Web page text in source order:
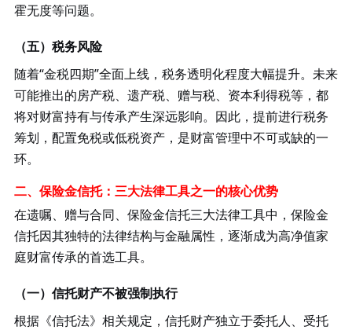
霍无度等问题。
（五）税务风险
随着“金税四期”全面上线，税务透明化程度大幅提升。未来
可能推出的房产税、遗产税、赠与税、资本利得税等，都
将对财富持有与传承产生深远影响。因此，提前进行税务
筹划，配置免税或低税资产，是财富管理中不可或缺的一
环。
二、保险金信托：三大法律工具之一的核心优势
在遗嘱、赠与合同、保险金信托三大法律工具中，保险金
信托因其独特的法律结构与金融属性，逐渐成为高净值家
庭财富传承的首选工具。
（一）信托财产不被强制执行
根据《信托法》相关规定，信托财产独立于委托人、受托